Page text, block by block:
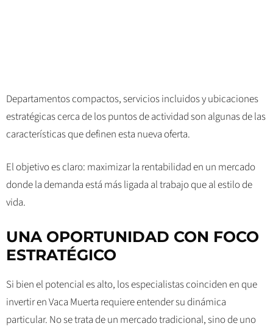
Departamentos compactos, servicios incluidos y ubicaciones
estratégicas cerca de los puntos de actividad son algunas de las
características que definen esta nueva oferta.
El objetivo es claro: maximizar la rentabilidad en un mercado
donde la demanda está más ligada al trabajo que al estilo de
vida.
UNA OPORTUNIDAD CON FOCO
ESTRATÉGICO
Si bien el potencial es alto, los especialistas coinciden en que
invertir en Vaca Muerta requiere entender su dinámica
particular. No se trata de un mercado tradicional, sino de uno